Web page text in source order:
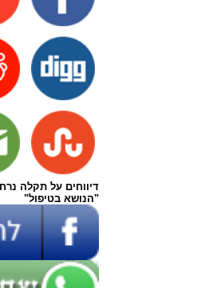
דיווחים על תקלה
"הנושא בטיפול"